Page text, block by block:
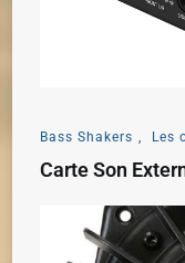
Bass Shakers Les
Carte Son